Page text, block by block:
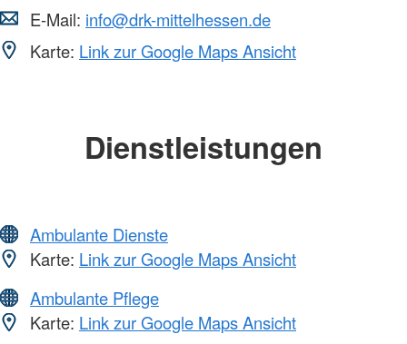
E-Mail: info@drk-mittelhessen.de
Karte: Link zur Google Maps Ansicht
Dienstleistungen
Ambulante Dienste
Karte: Link zur Google Maps Ansicht
Ambulante Pflege
Karte: Link zur Google Maps Ansicht